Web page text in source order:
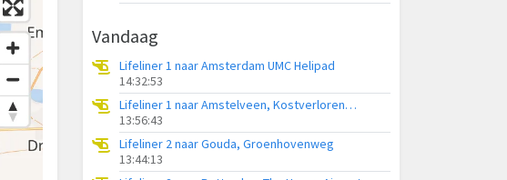
Vandaag
Lifeliner 1 naar Amsterdam UMC Helipad
14:32:53
Lifeliner 1 naar Amstelveen, Kostverlorenweg
13:56:43
Lifeliner 2 naar Gouda, Groenhovenweg
13:44:13